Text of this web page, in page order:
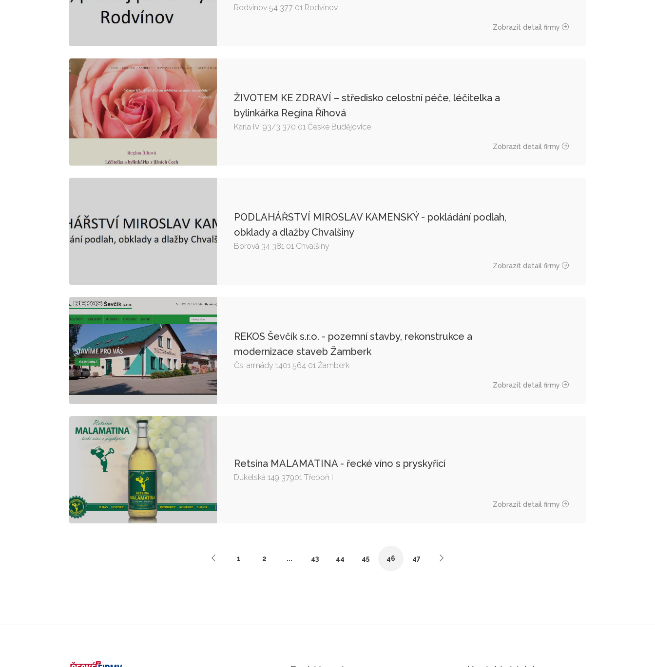
Rodvínov 54 377 01 Rodvínov
Zobrazit detail firmy
ŽIVOTEM KE ZDRAVÍ – středisko celostní péče, léčitelka a
bylinkářka Regina Říhová
Karla IV. 93/3 370 01 České Budějovice
Zobrazit detail firmy
PODLAHÁŘSTVÍ MIROSLAV KAMENSKÝ - pokládání podlah,
obklady a dlažby Chvalšiny
Borová 34 381 01 Chvalšiny
Zobrazit detail firmy
REKOS Ševčík s.r.o. - pozemní stavby, rekonstrukce a
modernizace staveb Žamberk
Čs. armády 1401 564 01 Žamberk
Zobrazit detail firmy
Retsina MALAMATINA - řecké víno s pryskyřicí
Dukelská 149 37901 Třeboň I
Zobrazit detail firmy
1 2 ... 43 44 45 46 47